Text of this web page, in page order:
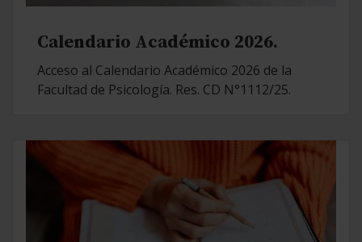
Calendario Académico 2026.
Acceso al Calendario Académico 2026 de la
Facultad de Psicología. Res. CD N°1112/25.